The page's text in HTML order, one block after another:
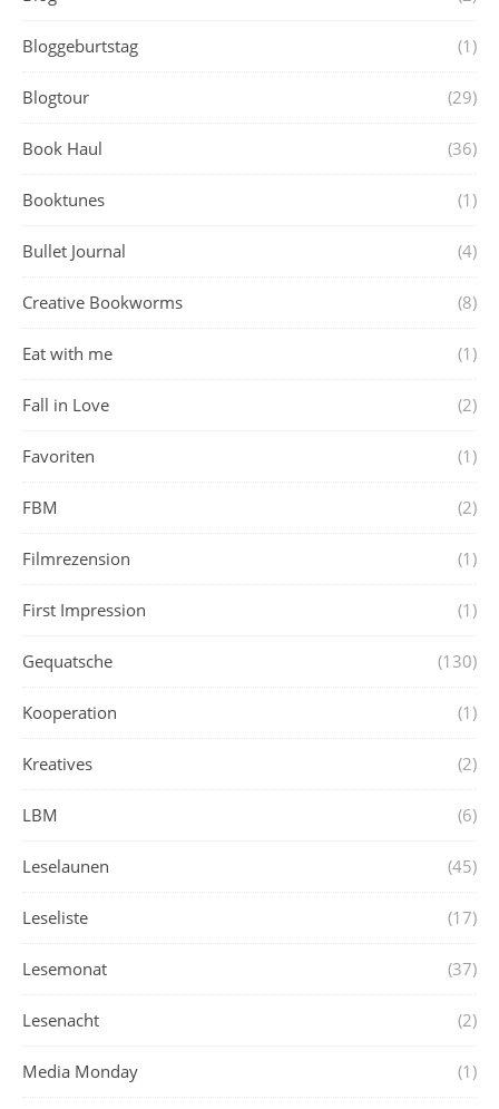
Bloggeburtstag (1)
Blogtour (29)
Book Haul (36)
Booktunes (1)
Bullet Journal (4)
Creative Bookworms (8)
Eat with me (1)
Fall in Love (2)
Favoriten (1)
FBM (2)
Filmrezension (1)
First Impression (1)
Gequatsche (130)
Kooperation (1)
Kreatives (2)
LBM (6)
Leselaunen (45)
Leseliste (17)
Lesemonat (37)
Lesenacht (2)
Media Monday (1)